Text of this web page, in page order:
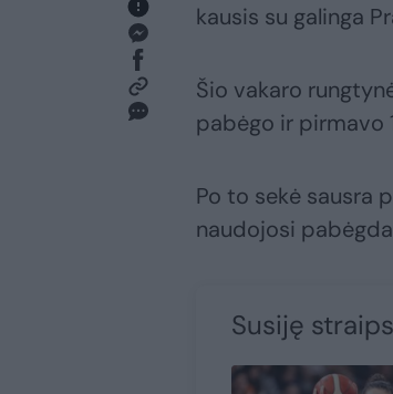
kausis su galinga
Šio vakaro
pabėgo ir pirmavo
Po to sekė sausra
naudojosi
Susiję